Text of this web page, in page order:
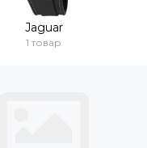
Jaguar
1 товар